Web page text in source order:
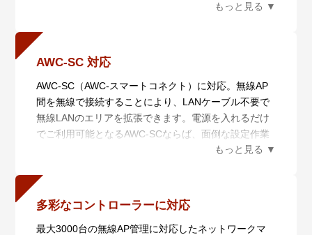
ョン3.8.0以降、AT-TQ6602 GEN2はAT-Vista
端末問題の解消を実現し、移動端末に最適な無線環境
5G帯それぞれ7個、最大14個のブランケットを作成可
能です。また、大容量通信にはセル方式を利用するこ
とで、ご利用のアプリケーションに最適な無線通信を
実現します。また、AT-TQ6602 GEN2とAT-TQ6702
GEN2は、AWC-CBを組み合わせることができ、柔軟
な無線LAN環境をご提供します。
AWC-SC 対応
AWC-SC（AWC-スマートコネクト）に対応。無線AP
間を無線で接続することにより、LANケーブル不要で
無線LANのエリアを拡張できます。電源を入れるだけ
でご利用可能となるAWC-SCならば、面倒な設定作業
も不要です。さらに冗長性にも優れており、予期せぬ
AT-TQ6702 GEN2・AT-TQ6602 GEN2は、AWC-SC環
境でのすべてのご利用方法に対応しています。
多彩なコントローラーに対応
最大3000台の無線AP管理に対応したネットワークマ